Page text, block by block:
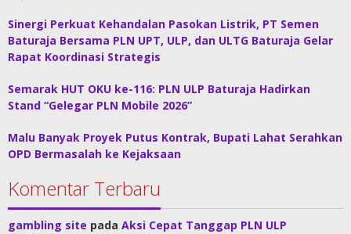
Sinergi Perkuat Kehandalan Pasokan Listrik, PT Semen
Baturaja Bersama PLN UPT, ULP, dan ULTG Baturaja Gelar
Rapat Koordinasi Strategis
Semarak HUT OKU ke-116: PLN ULP Baturaja Hadirkan
Stand “Gelegar PLN Mobile 2026”
Malu Banyak Proyek Putus Kontrak, Bupati Lahat Serahkan
OPD Bermasalah ke Kejaksaan
Komentar Terbaru
gambling site pada Aksi Cepat Tanggap PLN ULP